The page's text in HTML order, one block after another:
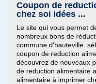
Coupon de
chez soi idées ...
Le site qui vous permet
nombreux bons de
commune d'hauteville.
coupon de reduction
découvrez de nouveaux
de reduction alimentaire
alimentaire à imprimer